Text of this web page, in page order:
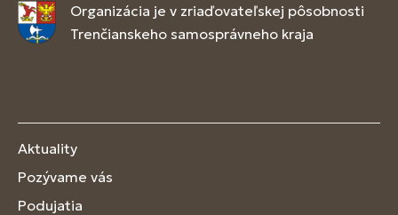
Organizácia je v zriaďovateľskej pôsobnosti
Trenčianskeho samosprávneho kraja
Aktuality
Pozývame vás
Podujatia